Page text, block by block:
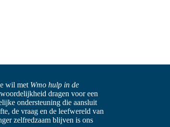
wil met Wmo hulp in de
dragen voor een
ondersteuning die aansluit
de vraag en de leefwereld van
zelfredzaam blijven is ons